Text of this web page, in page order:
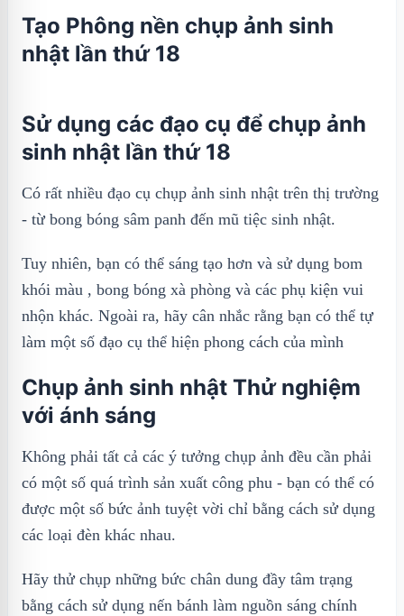
Tạo Phông nền chụp ảnh sinh
nhật lần thứ 18
Sử dụng các đạo cụ để chụp ảnh
sinh nhật lần thứ 18
Có rất nhiều đạo cụ chụp ảnh sinh nhật trên thị trường
- từ bong bóng sâm panh đến mũ tiệc sinh nhật.
Tuy nhiên, bạn có thể sáng tạo hơn và sử dụng bom
khói màu , bong bóng xà phòng và các phụ kiện vui
nhộn khác. Ngoài ra, hãy cân nhắc rằng bạn có thể tự
làm một số đạo cụ thể hiện phong cách của mình
Chụp ảnh sinh nhật Thử nghiệm
với ánh sáng
Không phải tất cả các ý tưởng chụp ảnh đều cần phải
có một số quá trình sản xuất công phu - bạn có thể có
được một số bức ảnh tuyệt vời chỉ bằng cách sử dụng
các loại đèn khác nhau.
Hãy thử chụp những bức chân dung đầy tâm trạng
bằng cách sử dụng nến bánh làm nguồn sáng chính